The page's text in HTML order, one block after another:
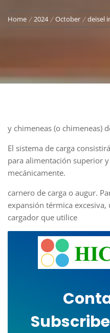
Home 2024 October deisel
y chimeneas (o chimeneas)
El sistema de carga
para alimentación superior
mecánicamente.
carnero de carga o augur.
expansión térmica
cargador que utilice